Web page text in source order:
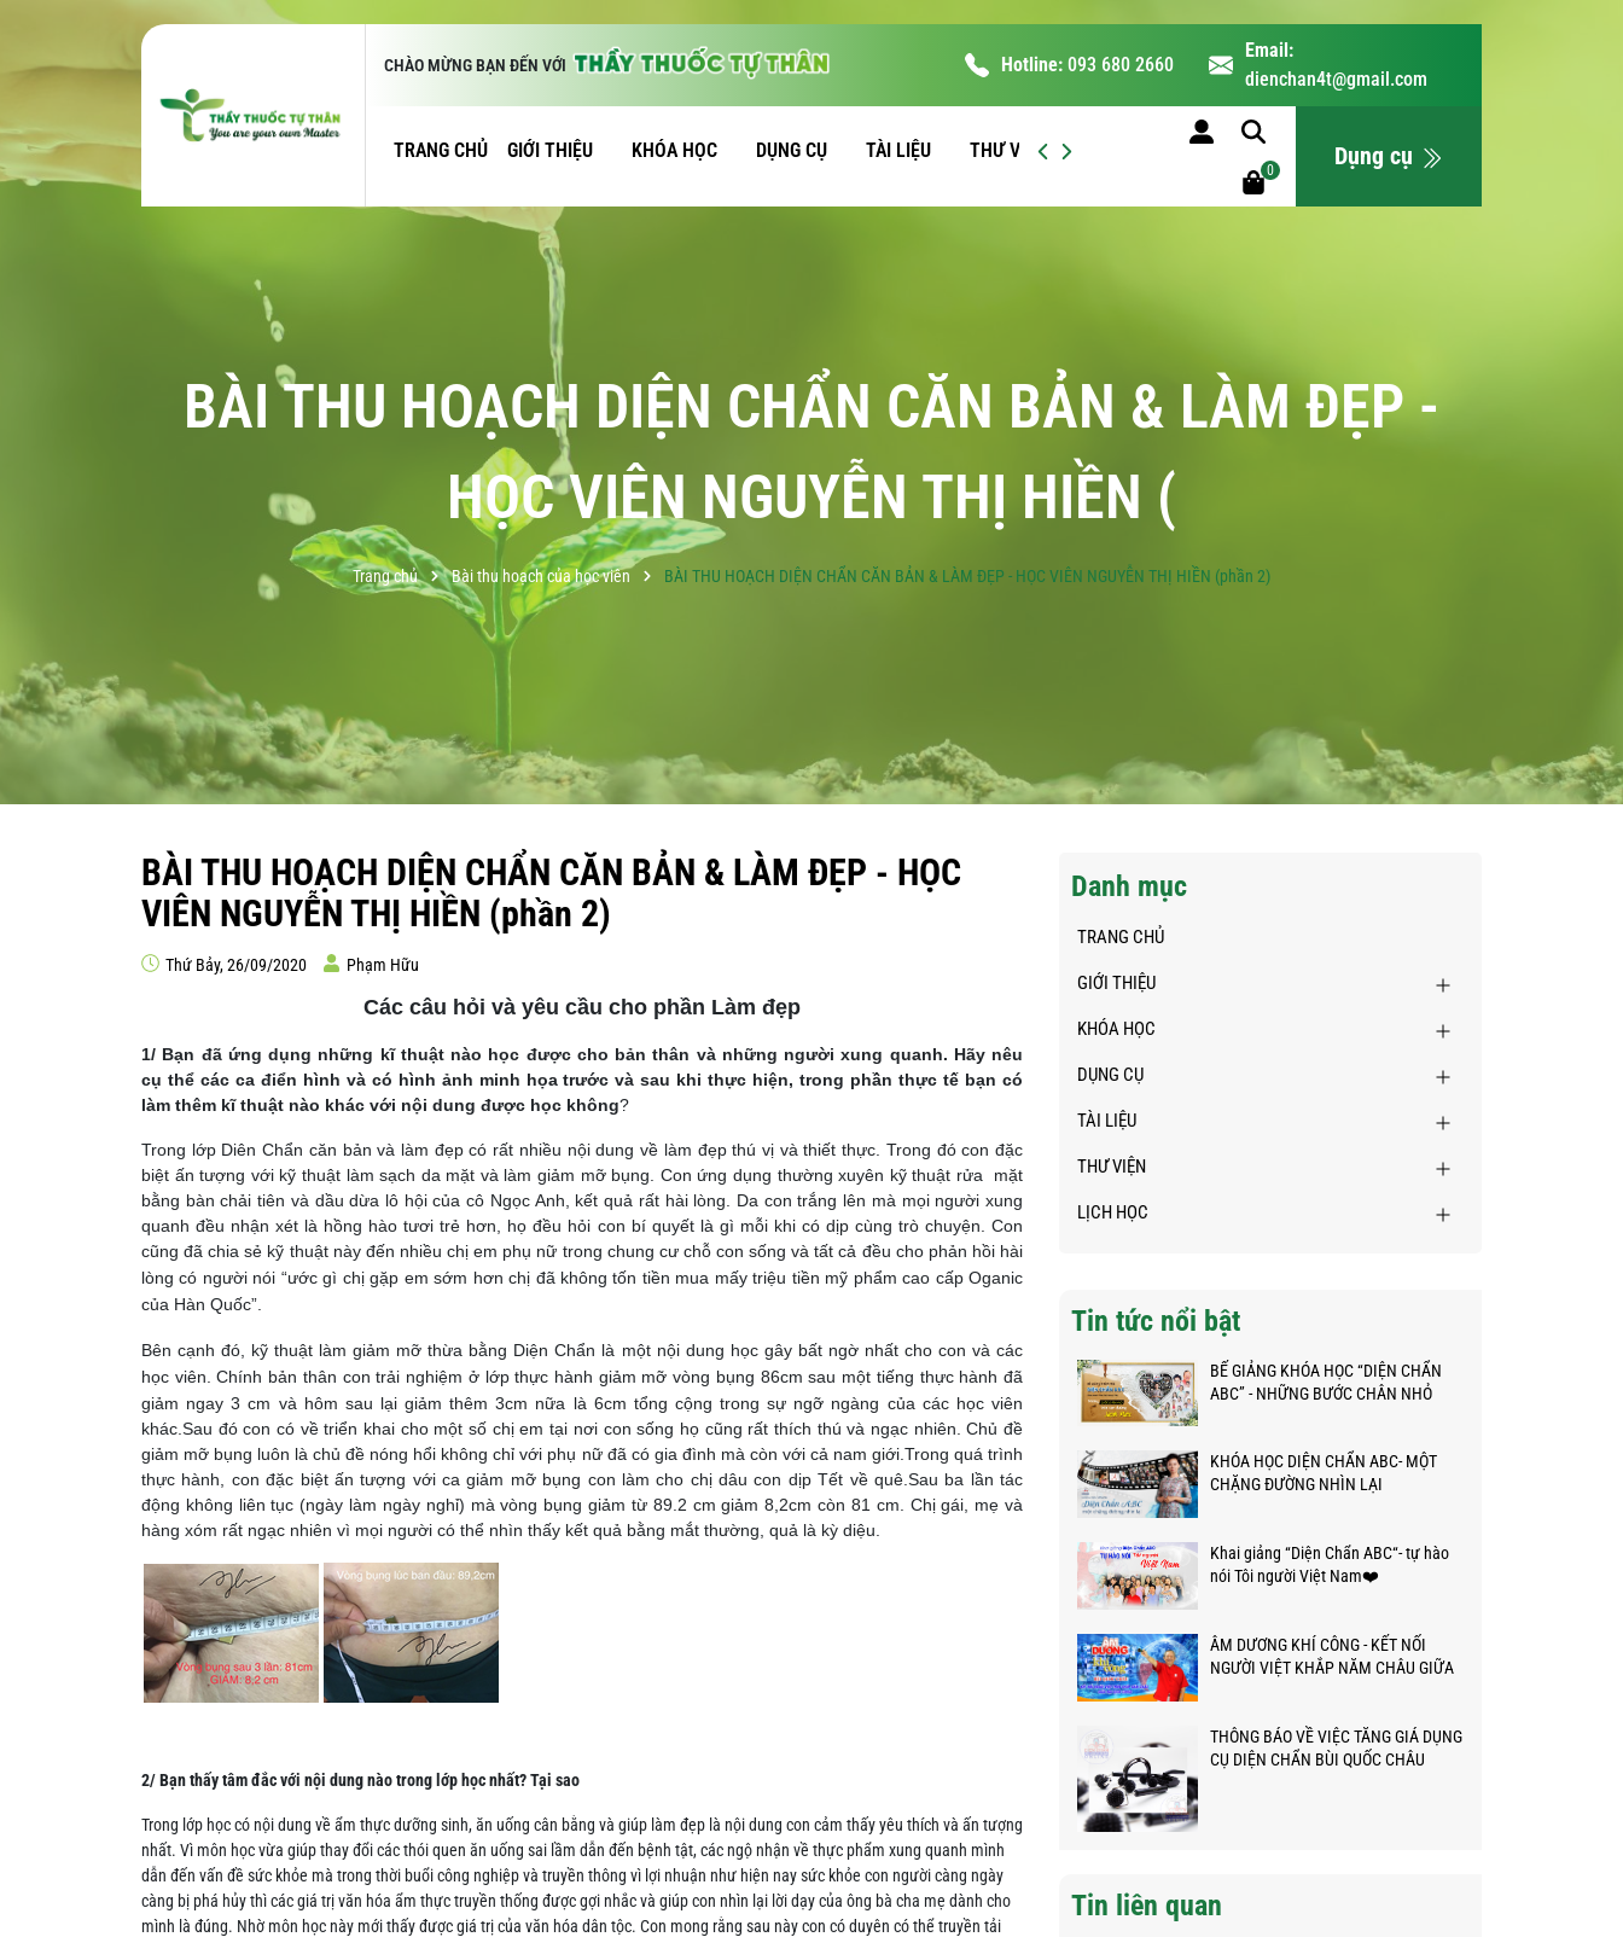
CHÀO MỪNG BẠN ĐẾN VỚI Hotline: 093 680 2660
Email:
dienchan4t@gmail.com
TRANG CHỦ GIỚI THIỆU KHÓA HỌC DỤNG CỤ TÀI LIỆU THƯ VIỆN
0 Dụng cụ
BÀI THU HOẠCH DIỆN CHẨN CĂN BẢN & LÀM ĐẸP -
HỌC VIÊN NGUYỄN THỊ HIỀN (
Trang chủ Bài thu hoạch của học viên BÀI THU HOẠCH DIỆN CHẨN CĂN BẢN & LÀM ĐẸP - HỌC VIÊN NGUYỄN THỊ HIỀN (phần 2)
BÀI THU HOẠCH DIỆN CHẨN CĂN BẢN & LÀM ĐẸP - HỌC
VIÊN NGUYỄN THỊ HIỀN (phần 2)
Thứ Bảy, 26/09/2020 Phạm Hữu
Các câu hỏi và yêu cầu cho phần Làm đẹp
1/ Bạn đã ứng dụng những kĩ thuật nào học được cho bản thân và những người xung quanh. Hãy nêu
cụ thể các ca điển hình và có hình ảnh minh họa trước và sau khi thực hiện, trong phần thực tế bạn có
làm thêm kĩ thuật nào khác với nội dung được học không?
Trong lớp Diên Chẩn căn bản và làm đẹp có rất nhiều nội dung về làm đẹp thú vị và thiết thực. Trong đó con đặc
biệt ấn tượng với kỹ thuật làm sạch da mặt và làm giảm mỡ bụng. Con ứng dụng thường xuyên kỹ thuật rửa mặt
bằng bàn chải tiên và dầu dừa lô hội của cô Ngọc Anh, kết quả rất hài lòng. Da con trắng lên mà mọi người xung
quanh đều nhận xét là hồng hào tươi trẻ hơn, họ đều hỏi con bí quyết là gì mỗi khi có dịp cùng trò chuyện. Con
cũng đã chia sẻ kỹ thuật này đến nhiều chị em phụ nữ trong chung cư chỗ con sống và tất cả đều cho phản hồi hài
lòng có người nói “ước gì chị gặp em sớm hơn chị đã không tốn tiền mua mấy triệu tiền mỹ phẩm cao cấp Oganic
của Hàn Quốc”.
Bên cạnh đó, kỹ thuật làm giảm mỡ thừa bằng Diện Chẩn là một nội dung học gây bất ngờ nhất cho con và các
học viên. Chính bản thân con trải nghiệm ở lớp thực hành giảm mỡ vòng bụng 86cm sau một tiếng thực hành đã
giảm ngay 3 cm và hôm sau lại giảm thêm 3cm nữa là 6cm tổng cộng trong sự ngỡ ngàng của các học viên
khác. Sau đó con có về triển khai cho một số chị em tại nơi con sống họ cũng rất thích thú và ngạc nhiên. Chủ đề
giảm mỡ bụng luôn là chủ đề nóng hổi không chỉ với phụ nữ đã có gia đình mà còn với cả nam giới. Trong quá trình
thực hành, con đặc biệt ấn tượng với ca giảm mỡ bụng con làm cho chị dâu con dịp Tết về quê. Sau ba lần tác
động không liên tục (ngày làm ngày nghỉ) mà vòng bụng giảm từ 89.2 cm giảm 8,2cm còn 81 cm. Chị gái, mẹ và
hàng xóm rất ngạc nhiên vì mọi người có thể nhìn thấy kết quả bằng mắt thường, quả là kỳ diệu.
2/ Bạn thấy tâm đắc với nội dung nào trong lớp học nhất? Tại sao
Trong lớp học có nội dung về ẩm thực dưỡng sinh, ăn uống cân bằng và giúp làm đẹp là nội dung con cảm thấy yêu thích và ấn tượng
nhất. Vì môn học vừa giúp thay đổi các thói quen ăn uống sai lầm dẫn đến bệnh tật, các ngộ nhận về thực phẩm xung quanh mình
dẫn đến vấn đề sức khỏe mà trong thời buổi công nghiệp và truyền thông vì lợi nhuận như hiện nay sức khỏe con người càng ngày
càng bị phá hủy thì các giá trị văn hóa ẩm thực truyền thống được gợi nhắc và giúp con nhìn lại lời dạy của ông bà cha mẹ dành cho
mình là đúng. Nhờ môn học này mới thấy được giá trị của văn hóa dân tộc. Con mong rằng sau này con có duyên có thể truyền tải
Danh mục
TRANG CHỦ
GIỚI THIỆU
KHÓA HỌC
DỤNG CỤ
TÀI LIỆU
THƯ VIỆN
LỊCH HỌC
Tin tức nổi bật
BẾ GIẢNG KHÓA HỌC “DIỆN CHẨN
ABC” - NHỮNG BƯỚC CHÂN NHỎ
KHÓA HỌC DIỆN CHẨN ABC- MỘT
CHẶNG ĐƯỜNG NHÌN LẠI
Khai giảng “Diện Chẩn ABC“- tự hào
nói Tôi người Việt Nam❤️
ÂM DƯƠNG KHÍ CÔNG - KẾT NỐI
NGƯỜI VIỆT KHẮP NĂM CHÂU GIỮA
THÔNG BÁO VỀ VIỆC TĂNG GIÁ DỤNG
CỤ DIỆN CHẨN BÙI QUỐC CHÂU
Tin liên quan